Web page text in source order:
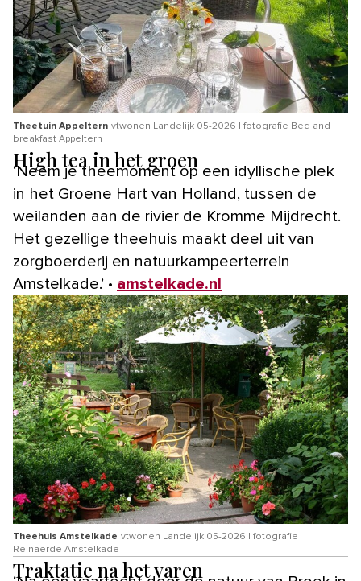
Theetuin Appeltern vtwonen Landelijk 05-2026 | fotografie Bed and
breakfast Appeltern
High tea in het groen
‘Neem je theemoment op een idyllische plek
in het Groene Hart van Holland, tussen de
weilanden aan de rivier de Kromme Mijdrecht.
Het gezellige theehuis maakt deel uit van
zorgboerderij en natuurkampeerterrein
Amstelkade.’ • amstelkade.nl
Theehuis Amstelkade vtwonen Landelijk 05-2026 | fotografie
Reinaerde Amstelkade
Traktatie na het varen